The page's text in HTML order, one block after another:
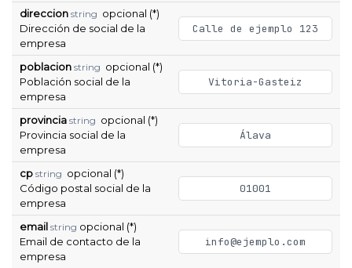
direccion string opcional (*)
Dirección de social de la
empresa
Calle de ejemplo 123
poblacion string opcional (*)
Población social de la
empresa
Vitoria-Gasteiz
provincia string opcional (*)
Provincia social de la
empresa
Álava
cp string opcional (*)
Código postal social de la
empresa
01001
email string opcional (*)
Email de contacto de la
empresa
info@ejemplo.com